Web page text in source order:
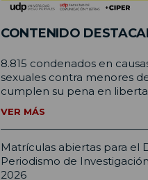
CONTENIDO
8.815 condenados en
sexuales contra menores
cumplen su pena en
VER MÁS
Matrículas abiertas para el
Periodismo de
2026